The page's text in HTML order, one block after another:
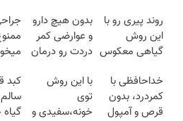
روزه ساخت!
🔥
درب
روند پیری رو با
این روش
گیاهی معکوس
بدون هیچ دارو
و عوارضی کمر
دردت رو درمان
(پرسش‌نامه)
خداحافظی با
کمردرد، بدون
قرص و آمپول
با این روش
توی
خونه،سفیدی و
کبد